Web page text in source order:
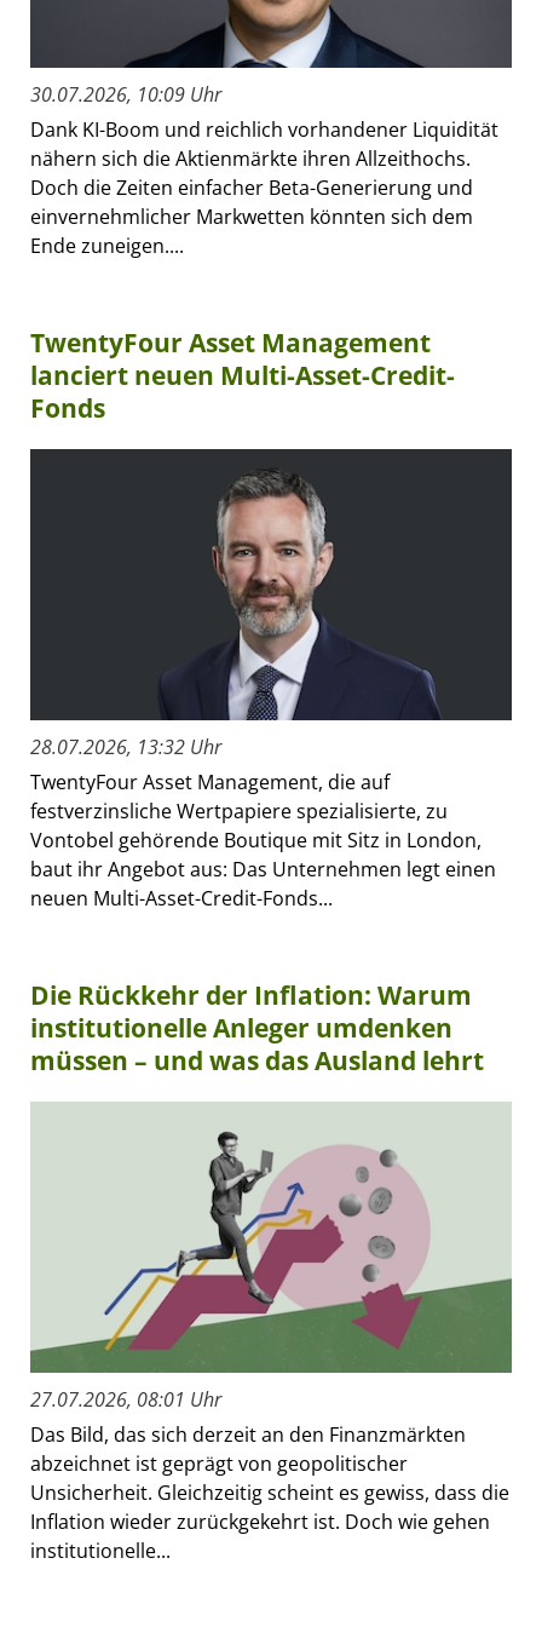
30.07.2026, 10:09 Uhr
Dank KI-Boom und reichlich vorhandener Liquidität
nähern sich die Aktienmärkte ihren Allzeithochs.
Doch die Zeiten einfacher Beta-Generierung und
einvernehmlicher Markwetten könnten sich dem
Ende zuneigen....
TwentyFour Asset Management
lanciert neuen Multi-Asset-Credit-
Fonds
28.07.2026, 13:32 Uhr
TwentyFour Asset Management, die auf
festverzinsliche Wertpapiere spezialisierte, zu
Vontobel gehörende Boutique mit Sitz in London,
baut ihr Angebot aus: Das Unternehmen legt einen
neuen Multi-Asset-Credit-Fonds...
Die Rückkehr der Inflation: Warum
institutionelle Anleger umdenken
müssen – und was das Ausland lehrt
27.07.2026, 08:01 Uhr
Das Bild, das sich derzeit an den Finanzmärkten
abzeichnet ist geprägt von geopolitischer
Unsicherheit. Gleichzeitig scheint es gewiss, dass die
Inflation wieder zurückgekehrt ist. Doch wie gehen
institutionelle...